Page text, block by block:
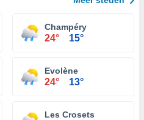
Champéry
24° 15°
Evolène
24° 13°
Les Crosets